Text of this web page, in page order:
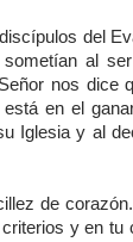
del
al
nos dice
está en el
Iglesia y al
de
y en tu